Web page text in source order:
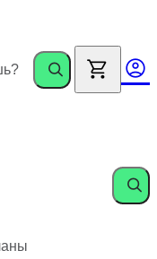
каждый месяц
eSIM Holafly.